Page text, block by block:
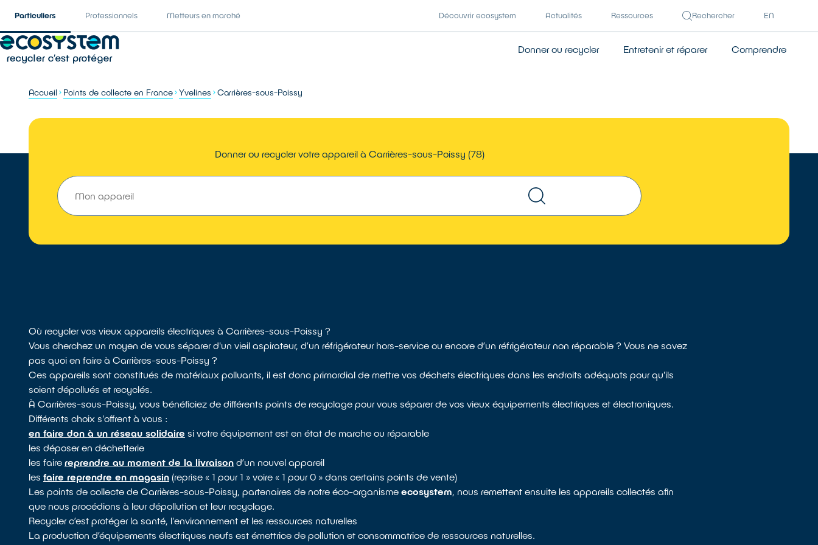
Particuliers Professionnels Metteurs en marché Découvrir ecosystem Actualités Ressources Rechercher EN
Donner ou recycler Entretenir et réparer Comprendre
Accueil Points de collecte en France Yvelines Carrières-sous-Poissy
Donner ou recycler votre appareil à Carrières-sous-Poissy (78)
Où recycler vos vieux appareils électriques à Carrières-sous-Poissy ?
Vous cherchez un moyen de vous séparer d'un vieil aspirateur, d’un réfrigérateur hors-service ou encore d’un réfrigérateur non réparable ? Vous ne savez
pas quoi en faire à Carrières-sous-Poissy ?
Ces appareils sont constitués de matériaux polluants, il est donc primordial de mettre vos déchets électriques dans les endroits adéquats pour qu'ils
soient dépollués et recyclés.
À Carrières-sous-Poissy, vous bénéficiez de différents points de recyclage pour vous séparer de vos vieux équipements électriques et électroniques.
Différents choix s'offrent à vous :
en faire don à un réseau solidaire si votre équipement est en état de marche ou réparable
les déposer en déchetterie
les fairereprendre au moment de la livraison d’un nouvel appareil
lesfaire reprendre en magasin (reprise « 1 pour 1 » voire « 1 pour 0 » dans certains points de vente)
Les points de collecte de Carrières-sous-Poissy, partenaires de notre éco-organismeecosystem, nous remettent ensuite les appareils collectés afin
que nous procédions à leur dépollution et leur recyclage.
Recycler c’est protéger la santé, l'environnement et les ressources naturelles
La production d’équipements électriques neufs est émettrice de pollution et consommatrice de ressources naturelles.